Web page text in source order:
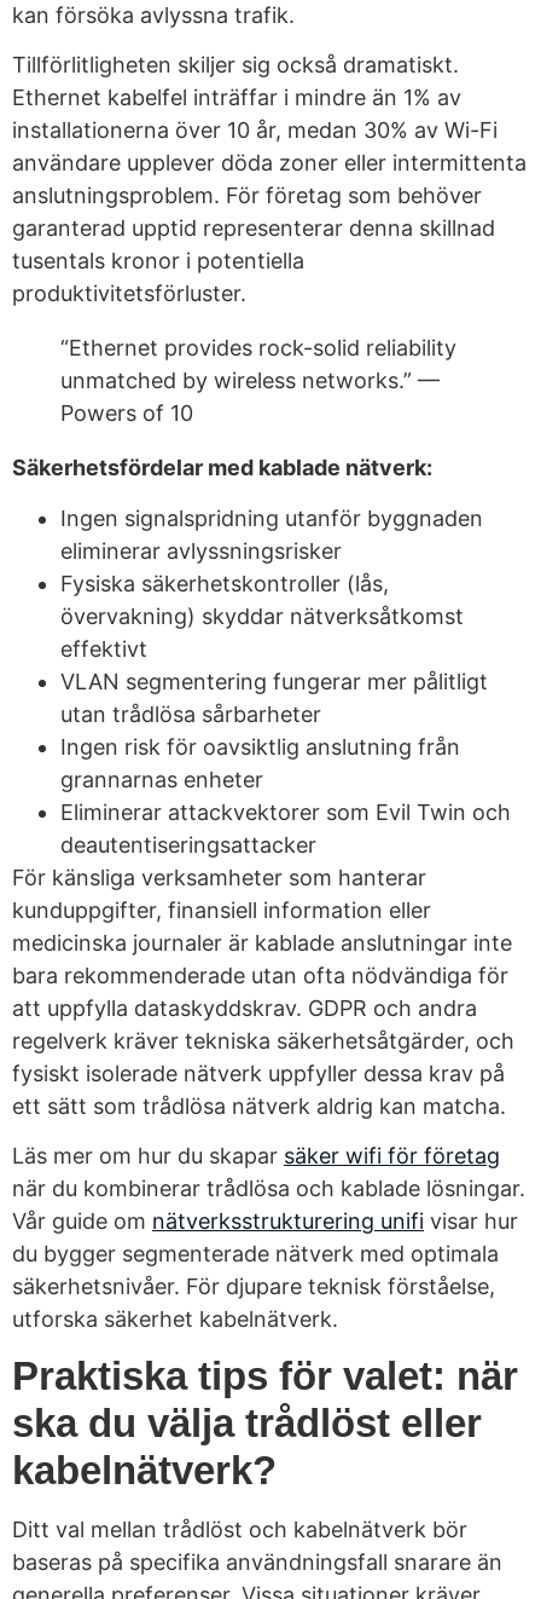
kan försöka avlyssna trafik.
Tillförlitligheten skiljer sig också dramatiskt.
Ethernet kabelfel inträffar i mindre än 1% av
installationerna över 10 år, medan 30% av Wi-Fi
användare upplever döda zoner eller intermittenta
anslutningsproblem. För företag som behöver
garanterad upptid representerar denna skillnad
tusentals kronor i potentiella
produktivitetsförluster.
“Ethernet provides rock-solid reliability
unmatched by wireless networks.” —
Powers of 10
Säkerhetsfördelar med kablade nätverk:
Ingen signalspridning utanför byggnaden
eliminerar avlyssningsrisker
Fysiska säkerhetskontroller (lås,
övervakning) skyddar nätverksåtkomst
effektivt
VLAN segmentering fungerar mer pålitligt
utan trådlösa sårbarheter
Ingen risk för oavsiktlig anslutning från
grannarnas enheter
Eliminerar attackvektorer som Evil Twin och
deautentiseringsattacker
För känsliga verksamheter som hanterar
kunduppgifter, finansiell information eller
medicinska journaler är kablade anslutningar inte
bara rekommenderade utan ofta nödvändiga för
att uppfylla dataskyddskrav. GDPR och andra
regelverk kräver tekniska säkerhetsåtgärder, och
fysiskt isolerade nätverk uppfyller dessa krav på
ett sätt som trådlösa nätverk aldrig kan matcha.
Läs mer om hur du skapar säker wifi för företag
när du kombinerar trådlösa och kablade lösningar.
Vår guide om nätverksstrukturering unifi visar hur
du bygger segmenterade nätverk med optimala
säkerhetsnivåer. För djupare teknisk förståelse,
utforska säkerhet kabelnätverk.
Praktiska tips för valet: när
ska du välja trådlöst eller
kabelnätverk?
Ditt val mellan trådlöst och kabelnätverk bör
baseras på specifika användningsfall snarare än